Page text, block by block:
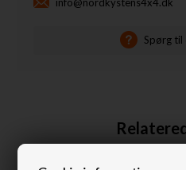
Spørg til